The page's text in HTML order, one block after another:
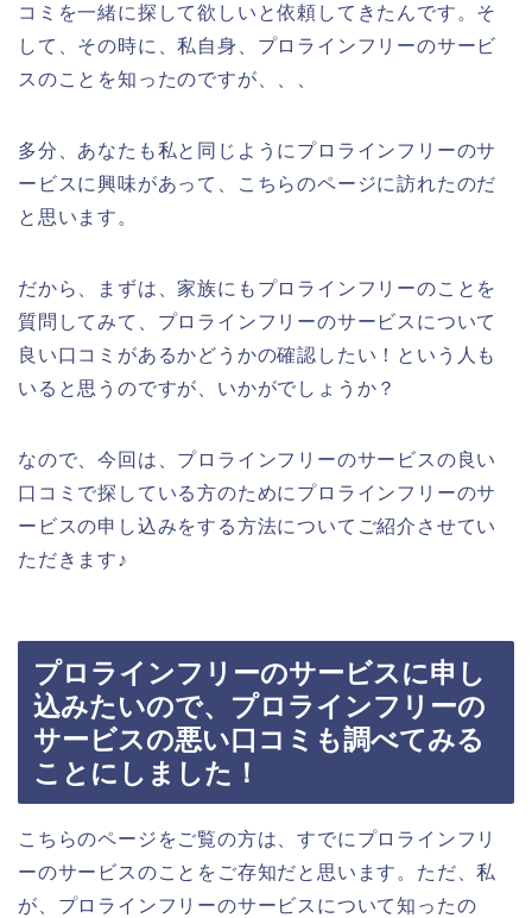
コミを一緒に探して欲しいと依頼してきたんです。そ
して、その時に、私自身、プロラインフリーのサービ
スのことを知ったのですが、、、
多分、あなたも私と同じようにプロラインフリーのサ
ービスに興味があって、こちらのページに訪れたのだ
と思います。
だから、まずは、家族にもプロラインフリーのことを
質問してみて、プロラインフリーのサービスについて
良い口コミがあるかどうかの確認したい！という人も
いると思うのですが、いかがでしょうか？
なので、今回は、プロラインフリーのサービスの良い
口コミで探している方のためにプロラインフリーのサ
ービスの申し込みをする方法についてご紹介させてい
ただきます♪
プロラインフリーのサービスに申し
込みたいので、プロラインフリーの
サービスの悪い口コミも調べてみる
ことにしました！
こちらのページをご覧の方は、すでにプロラインフリ
ーのサービスのことをご存知だと思います。ただ、私
が、プロラインフリーのサービスについて知ったの